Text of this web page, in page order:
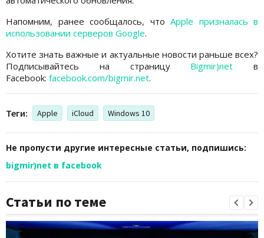
Напомним, ранее сообщалось, что Apple призналась в
использовании серверов Google.
Хотите знать важные и актуальные новости раньше всех?
Подписывайтесь на страницу Bigmir)net в
Facebook: facebook.com/bigmir.net.
Теги: Apple iCloud Windows 10
Не пропусти другие интересные статьи, подпишись:
bigmir)net в facebook
Статьи по теме